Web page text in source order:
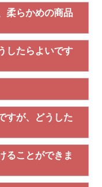
柔らかめの商品
したらよいです
すが、どうした
ることができま